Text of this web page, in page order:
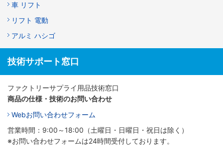
車 リフト
リフト 電動
アルミ ハシゴ
技術サポート窓口
ファクトリーサプライ用品技術窓口
商品の仕様・技術のお問い合わせ
Webお問い合わせフォーム
営業時間：9:00～18:00（土曜日・日曜日・祝日は除く）
※お問い合わせフォームは24時間受付しております。